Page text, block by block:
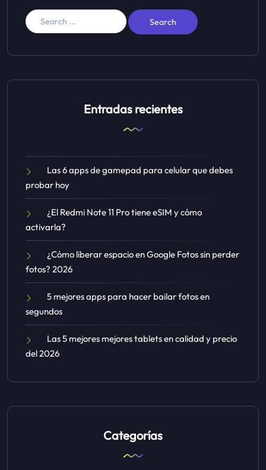
Entradas recientes
Las 6 apps de gamepad para celular que debes
probar hoy
¿El Redmi Note 11 Pro tiene eSIM y cómo
activarla?
¿Cómo liberar espacio en Google Fotos sin perder
fotos? 2026
5 mejores apps para hacer bailar fotos en
segundos
Las 5 mejores mejores tablets en calidad y precio
del 2026
Categorías